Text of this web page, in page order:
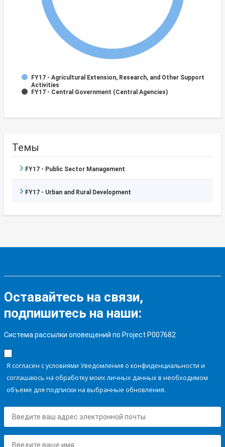
FY17 - Agricultural Extension, Research, and Other Support
Activities
FY17 - Central Government (Central Agencies)
Темы
FY17 - Public Sector Management
FY17 - Urban and Rural Development
Оставайтесь на связи,
подпишитесь на наши:
Система рассылки оповещений по Project P007682
Я согласен с условиями Уведомления о конфиденциальности и
соглашаюсь на обработку моих личных данных в необходимом
объеме для подписки на выбранные обновления.